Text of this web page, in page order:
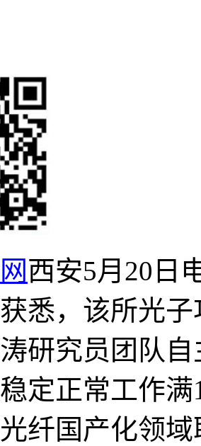
西安5月20日
悉，该所光
研究员团队
定正常工作
纤国产化领